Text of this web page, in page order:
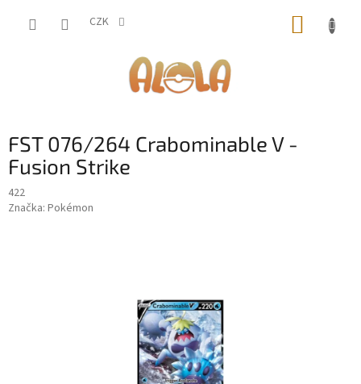
CZK
FST 076/264 Crabominable V -
Fusion Strike
422
Značka: Pokémon